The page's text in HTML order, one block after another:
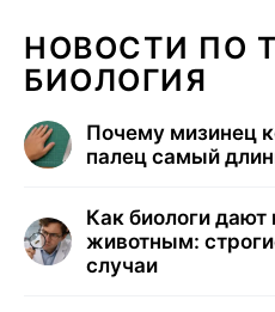
НОВОСТИ ПО
БИОЛОГИЯ
Почему мизинец
палец самый
Как биологи
животным:
случаи